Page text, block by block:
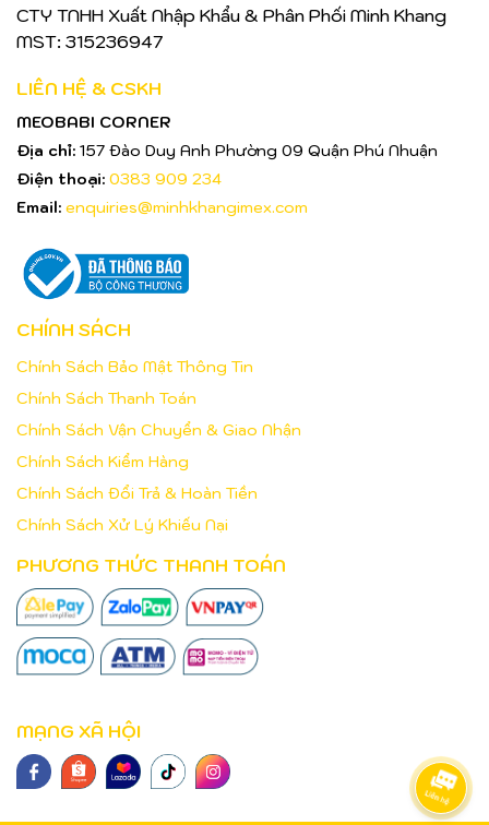
CTY TNHH Xuất Nhập Khẩu & Phân Phối Minh Khang
MST: 315236947
LIÊN HỆ & CSKH
MEOBABI CORNER
Địa chỉ: 157 Đào Duy Anh Phường 09 Quận Phú Nhuận
Điện thoại: 0383 909 234
Email: enquiries@minhkhangimex.com
CHÍNH SÁCH
Chính Sách Bảo Mật Thông Tin
Chính Sách Thanh Toán
Chính Sách Vận Chuyển & Giao Nhận
Chính Sách Kiểm Hàng
Chính Sách Đổi Trả & Hoàn Tiền
Chính Sách Xử Lý Khiếu Nại
PHƯƠNG THỨC THANH TOÁN
MẠNG XÃ HỘI